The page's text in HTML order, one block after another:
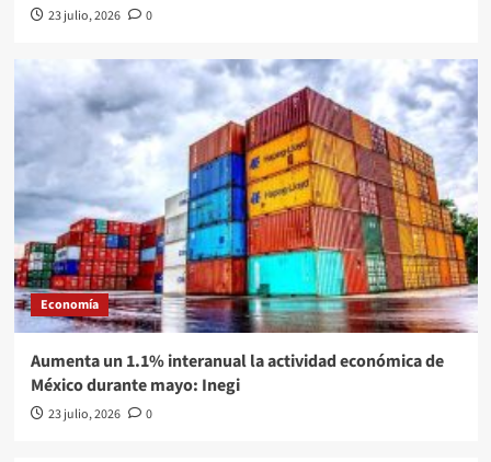
23 julio, 2026 0
Economía
Aumenta un 1.1% interanual la actividad económica de
México durante mayo: Inegi
23 julio, 2026 0